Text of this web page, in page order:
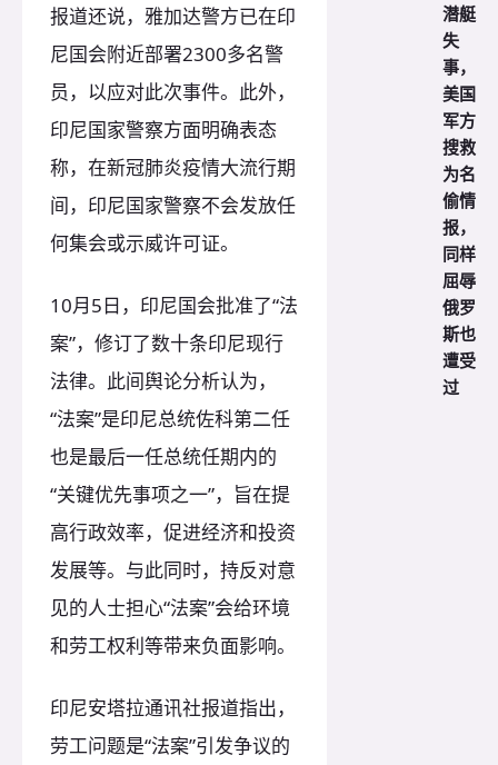
报道还说，雅加达警方已在印
尼国会附近部署2300多名警
员，以应对此次事件。此外，
印尼国家警察方面明确表态
称，在新冠肺炎疫情大流行期
间，印尼国家警察不会发放任
何集会或示威许可证。
10月5日，印尼国会批准了“法
案”，修订了数十条印尼现行
法律。此间舆论分析认为，
“法案”是印尼总统佐科第二任
也是最后一任总统任期内的
“关键优先事项之一”，旨在提
高行政效率，促进经济和投资
发展等。与此同时，持反对意
见的人士担心“法案”会给环境
和劳工权利等带来负面影响。
印尼安塔拉通讯社报道指出，
劳工问题是“法案”引发争议的
潜艇
失
事，
美国
军方
搜救
为名
偷情
报，
同样
屈辱
俄罗
斯也
遭受
过